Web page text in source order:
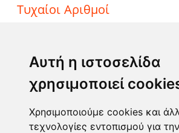
Αυτή η ιστοσελίδα
χρησιμοποιεί
Χρησιμοποιούμε cookies και
τεχνολογίες εντοπισμού για
Τυχαίοι Αριθμοί
ΛΟΤΤΟ
ΚΙΝΟ
EXTRA 5